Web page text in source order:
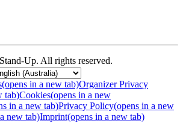
Up. All rights reserved.
(opens in a new tab)Organizer Privacy
tab)Cookies(opens in a new
in a new tab)Privacy Policy(opens in a new
new tab)Imprint(opens in a new tab)